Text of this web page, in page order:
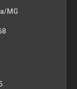
MG